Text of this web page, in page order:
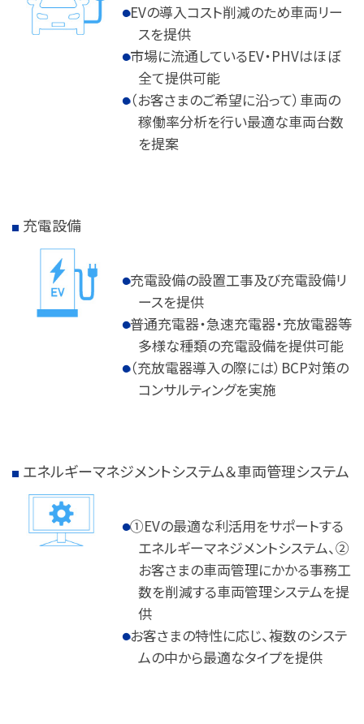
EVの導入コスト削減のため車両リー
スを提供
市場に流通しているEV・PHVはほぼ
全て提供可能
（お客さまのご希望に沿って）車両の
稼働率分析を行い最適な車両台数
を提案
充電設備
充電設備の設置工事及び充電設備リ
ースを提供
普通充電器・急速充電器・充放電器等
多様な種類の充電設備を提供可能
（充放電器導入の際には）BCP対策の
コンサルティングを実施
エネルギーマネジメントシステム＆車両管理システム
①EVの最適な利活用をサポートする
エネルギーマネジメントシステム、②
お客さまの車両管理にかかる事務工
数を削減する車両管理システムを提
供
お客さまの特性に応じ、複数のシステ
ムの中から最適なタイプを提供